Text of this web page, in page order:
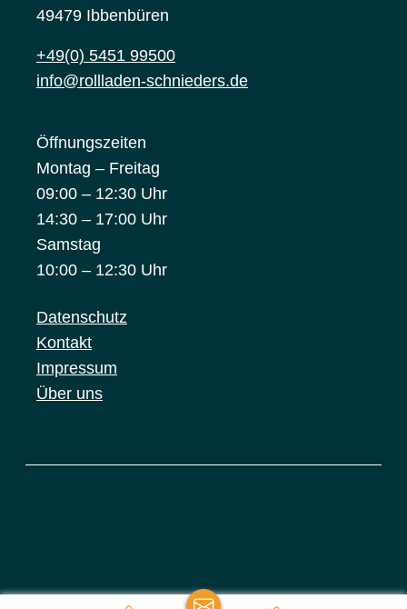
49479 Ibbenbüren
+49(0) 5451 99500
info@rollladen-schnieders.de
Öffnungszeiten
Montag – Freitag
09:00 – 12:30 Uhr
14:30 – 17:00 Uhr
Samstag
10:00 – 12:30 Uhr
Datenschutz
Kontakt
Impressum
Über uns